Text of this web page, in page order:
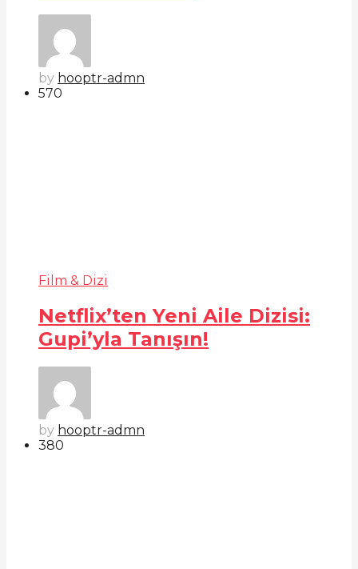
by hooptr-admn
570
Film & Dizi
Netflix’ten Yeni Aile Dizisi:
Gupi’yla Tanışın!
by hooptr-admn
380